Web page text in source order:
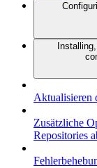
Aktualisieren
Zusätzliche
Repositories